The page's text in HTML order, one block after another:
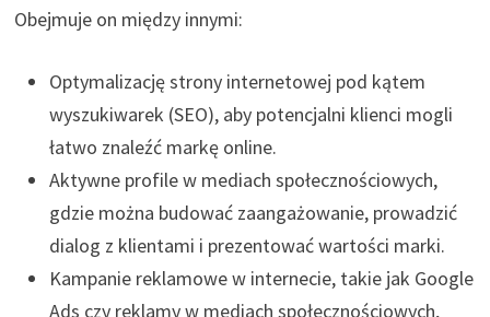
Obejmuje on między innymi:
Optymalizację strony internetowej pod kątem
wyszukiwarek (SEO), aby potencjalni klienci mogli
łatwo znaleźć markę online.
Aktywne profile w mediach społecznościowych,
gdzie można budować zaangażowanie, prowadzić
dialog z klientami i prezentować wartości marki.
Kampanie reklamowe w internecie, takie jak Google
Ads czy reklamy w mediach społecznościowych,